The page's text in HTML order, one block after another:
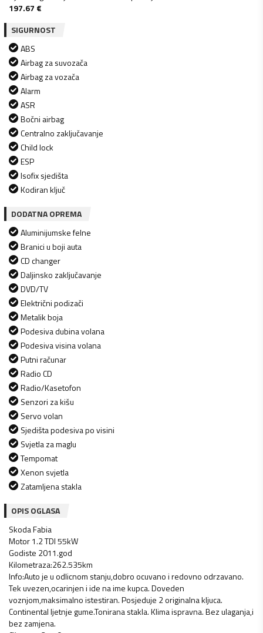
197.67 €
SIGURNOST
ABS
Airbag za suvozača
Airbag za vozača
Alarm
ASR
Bočni airbag
Centralno zaključavanje
Child lock
ESP
Isofix sjedišta
Kodiran ključ
DODATNA OPREMA
Aluminijumske felne
Branici u boji auta
CD changer
Daljinsko zaključavanje
DVD/TV
Električni podizači
Metalik boja
Podesiva dubina volana
Podesiva visina volana
Putni računar
Radio CD
Radio/Kasetofon
Senzori za kišu
Servo volan
Sjedišta podesiva po visini
Svjetla za maglu
Tempomat
Xenon svjetla
Zatamljena stakla
OPIS OGLASA
Skoda Fabia
Motor 1.2 TDI 55kW
Godiste 2011.god
Kilometraza:262.535km
Info:Auto je u odlicnom stanju,dobro ocuvano i redovno odrzavano.
Tek uvezen,ocarinjen i ide na ime kupca. Doveden
voznjom,maksimalno istestiran. Posjeduje 2 originalna kljuca.
Continental ljetnje gume.Tonirana stakla. Klima ispravna. Bez ulaganja,i
bez zamjena.